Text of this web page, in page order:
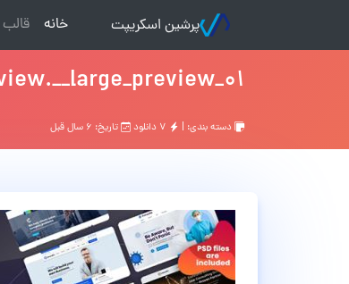
پرشین اسکریپت خانه
(current) قالب
01_Consultio-Preview.__large_preview
دسته بندی: | تاریخ: ۶ سال قبل